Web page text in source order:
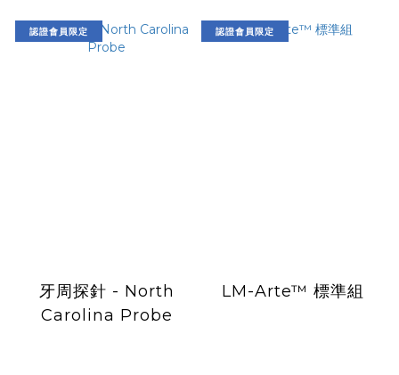
認證會員限定
牙周探針 - North
Carolina Probe
認證會員限定
LM-Arte™ 標準組